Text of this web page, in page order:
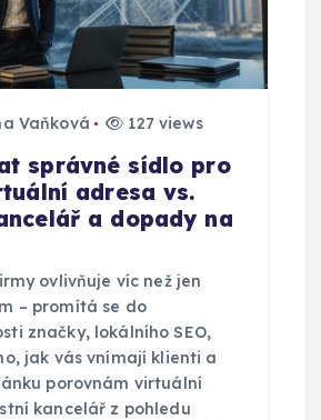
Vaňková 127 views
správné sídlo pro
adresa vs.
a dopady na
ovlivňuje víc než jen
– promítá se do
značky, lokálního SEO,
jak vás vnímají klienti a
porovnám virtuální
kancelář z pohledu